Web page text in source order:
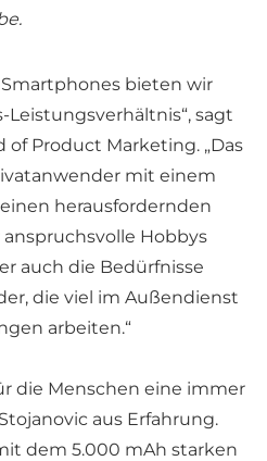
bieten wir
Leistungsverhältnis“, sagt
of Product Marketing. „Das
mit einem
herausfordernden
Hobbys
auch die Bedürfnisse
die viel im Außendienst
arbeiten.“
die Menschen eine immer
aus Erfahrung.
dem 5.000 mAh starken